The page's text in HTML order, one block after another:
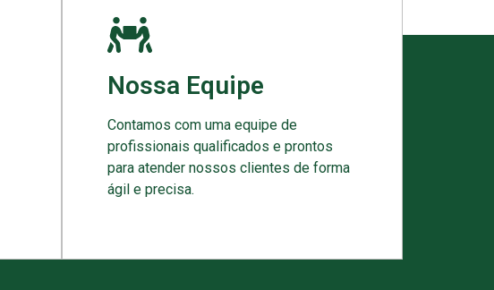
Nossa Equipe
Contamos com uma equipe de
profissionais qualificados e prontos
para atender nossos clientes de forma
ágil e precisa.